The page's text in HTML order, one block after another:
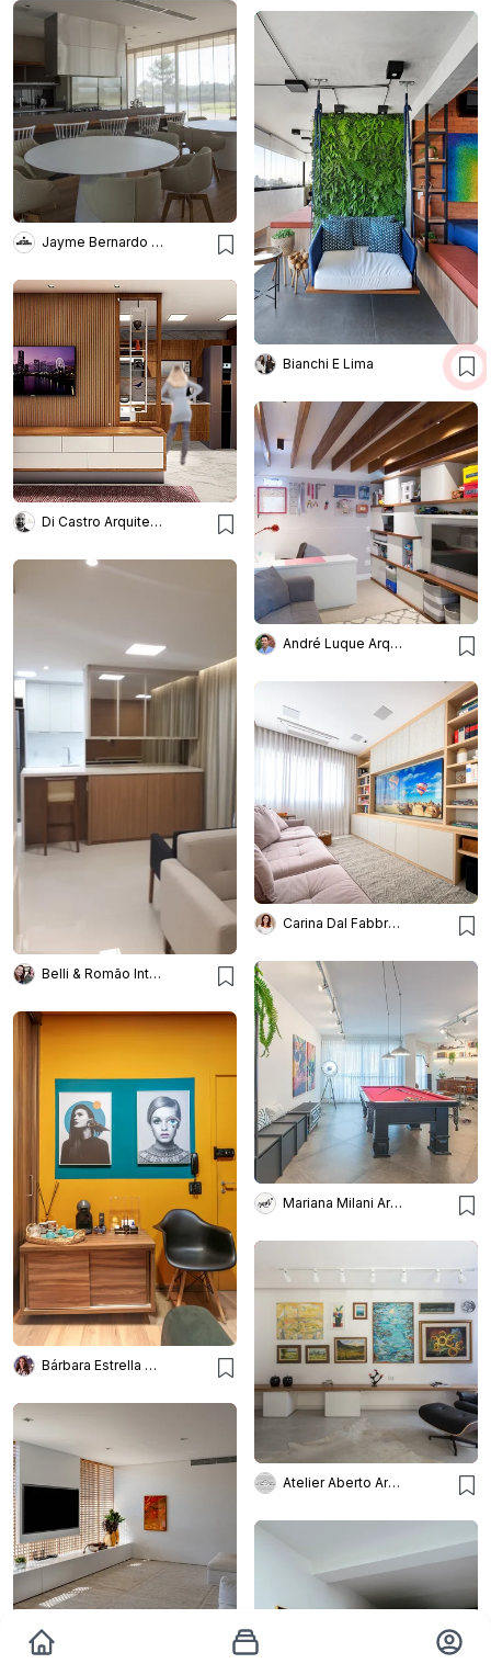
Jayme Bernardo Arquitetura
Bianchi E Lima
Di Castro Arquitetura
André Luque Arquitetura
Belli & Romão Interiores
Carina Dal Fabbro Arquitetura
Mariana Milani Arquitetura
Bárbara Estrella Arquitetura e Interiores
Atelier Aberto Arquitetura